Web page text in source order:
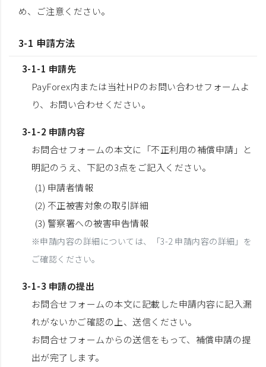
め、ご注意ください。
3-1 申請方法
3-1-1 申請先
PayForex内または当社HPのお問い合わせフォームよ
り、お問い合わせください。
3-1-2 申請内容
お問合せフォームの本文に「不正利用の補償申請」と
明記のうえ、下記の3点をご記入ください。
(1) 申請者情報
(2) 不正被害対象の取引詳細
(3) 警察署への被害申告情報
※申請内容の詳細については、「3-2 申請内容の詳細」を
ご確認ください。
3-1-3 申請の提出
お問合せフォームの本文に記載した申請内容に記入漏
れがないかご確認の上、送信ください。
お問合せフォームからの送信をもって、補償申請の提
出が完了します。